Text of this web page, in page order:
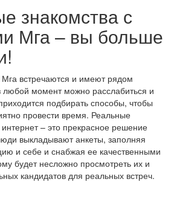
знакомства с
Мга – вы больше
встречаются и имеют рядом
любой момент можно расслабиться и
подбирать способы, чтобы
провести время. Реальные
– это прекрасное решение
выкладывают анкеты, заполняя
и себе и снабжая ее качественными
будет несложно просмотреть их и
кандидатов для реальных встреч.